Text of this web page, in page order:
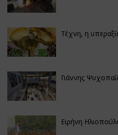
Τέχνη, η
Γιάννης
Ειρήνη